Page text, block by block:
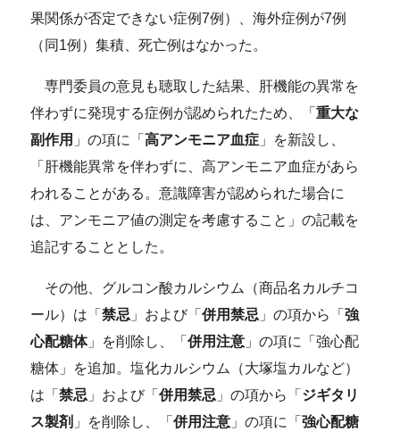
果関係が否定できない症例7例）、海外症例が7例
（同1例）集積、死亡例はなかった。
専門委員の意見も聴取した結果、肝機能の異常を
伴わずに発現する症例が認められたため、「重大な
副作用 」の項に「高アンモニア血症 」を新設し、
「肝機能異常を伴わずに、高アンモニア血症があら
われることがある。意識障害が認められた場合に
は、アンモニア値の測定を考慮すること」の記載を
追記することとした。
その他、グルコン酸カルシウム（商品名カルチコ
ール）は「禁忌 」および「併用禁忌 」の項から「強
心配糖体」を削除し、「併用注意 」の項に「強心配
糖体」を追加。塩化カルシウム（大塚塩カルなど）
は「禁忌 」および「併用禁忌 」の項から「 ジギタリ
ス製剤 」を削除し、「併用注意 」の項に「強心配糖